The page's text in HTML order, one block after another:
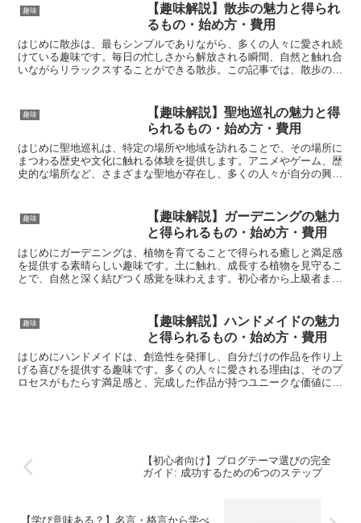
趣味
【趣味解説】散歩の魅力と得られ
るもの・始め方・費用
はじめに散歩は、最もシンプルでありながら、多くの人々に愛され続
けている趣味です。毎日の忙しさから解放される瞬間、自然と触れ合
いながらリラックスすることができる散歩。この記事では、散歩の基
趣味
【趣味解説】聖地巡礼の魅力と得
られるもの・始め方・費用
はじめに聖地巡礼は、特定の場所や地域を訪れることで、その場所に
まつわる歴史や文化に触れる体験を提供します。アニメやゲーム、歴
史的な場所など、さまざまな聖地が存在し、多くの人々が自分の興味
趣味
【趣味解説】ガーデニングの魅力
と得られるもの・始め方・費用
はじめにガーデニングは、植物を育てることで得られる癒しと満足感
を提供する素晴らしい趣味です。土に触れ、成長する植物を見守るこ
とで、自然と深く結びつく感覚を味わえます。初心者から上級者ま
趣味
【趣味解説】ハンドメイドの魅力
と得られるもの・始め方・費用
はじめにハンドメイドは、創造性を発揮し、自分だけの作品を作り上
げる喜びを提供する趣味です。多くの人々に愛される理由は、そのプ
ロセスがもたらす満足感と、完成した作品が持つユニークな価値にあ
【初心者向け】ブログテーマ選びの完全
ガイド: 成功するための6つのステップ
【学び意味ある？】名言・格言から学べ